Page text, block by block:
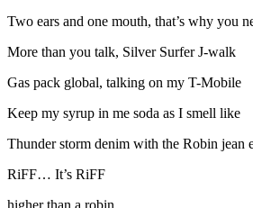
Two ears and one mouth, that’s why you
More than you talk, Silver Surfer J-walk
Gas pack global, talking on my T-Mobile
Keep my syrup in me soda as I smell like
Thunder storm denim with the Robin jean
RiFF… It’s RiFF